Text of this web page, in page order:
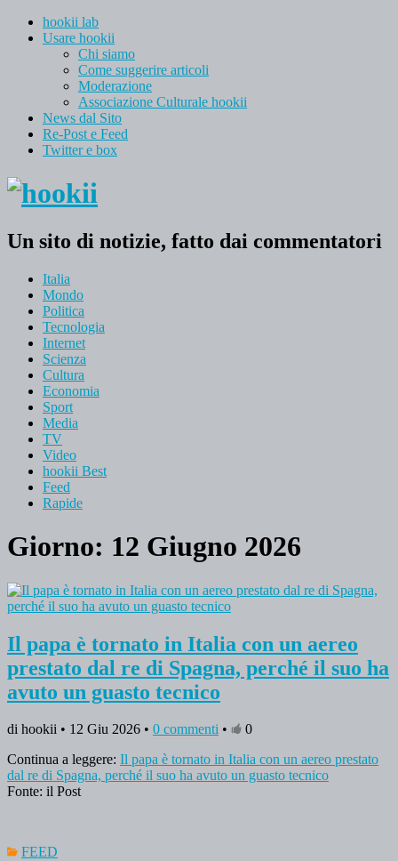
hookii lab
Usare hookii
Chi siamo
Come suggerire articoli
Moderazione
Associazione Culturale hookii
News dal Sito
Re-Post e Feed
Twitter e box
Un sito di notizie, fatto dai commentatori
Italia
Mondo
Politica
Tecnologia
Internet
Scienza
Cultura
Economia
Sport
Media
TV
Video
hookii Best
Feed
Rapide
Giorno: 12 Giugno 2026
Il papa è tornato in Italia con un aereo
prestato dal re di Spagna, perché il suo ha
avuto un guasto tecnico
di hookii • 12 Giu 2026 • 0 commenti •
0
Continua a leggere: Il papa è tornato in Italia con un aereo prestato
dal re di Spagna, perché il suo ha avuto un guasto tecnico
Fonte: il Post
FEED